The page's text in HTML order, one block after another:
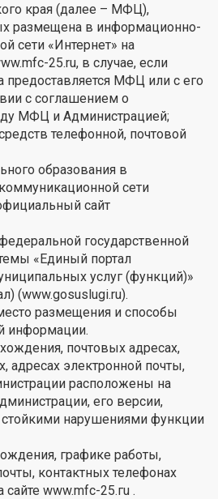
края (далее – МФЦ),
размещена в информационно-
сети «Интернет» на
25.ru, в случае, если
предоставляется МФЦ или с его
с соглашением о
МФЦ и Администрацией;
телефонной, почтовой
образования в
сети
сайт
государственной
«Единый портал
услуг (функций)»
(www.gosuslugi.ru).
размещения и способы
информации.
почтовых адресах,
адресах электронной почты,
расположены на
его версии,
стойкими нарушениями функции
графике работы,
контактных телефонах
www.mfc-25.гu .